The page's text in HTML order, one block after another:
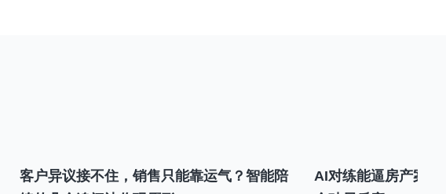
客户异议接不住，销售只能靠运气？智能陪
AI对练能逼房产案